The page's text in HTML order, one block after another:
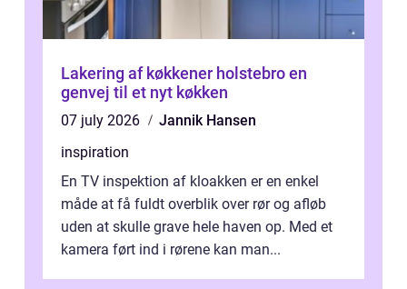
Lakering af køkkener holstebro en
genvej til et nyt køkken
07 july 2026
Jannik Hansen
inspiration
En TV inspektion af kloakken er en enkel
måde at få fuldt overblik over rør og afløb
uden at skulle grave hele haven op. Med et
kamera ført ind i rørene kan man...